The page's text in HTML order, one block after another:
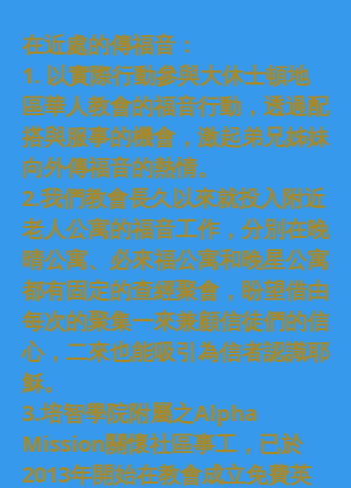
在近處的傳福音：
1. 以實際行動參與大休士頓地
區華人教會的福音行動，透過配
搭與服事的機會，激起弟兄姊妹
向外傳福音的熱情。
2.我們教會長久以來就投入附近
老人公寓的福音工作，分別在晚
晴公寓、必來福公寓和晚星公寓
都有固定的查經聚會，盼望借由
每次的聚集一來兼顧信徒們的信
心，二來也能吸引為信者認識耶
穌。
3.培智學院附屬之Alpha
Mission關懷社區事工，已於
2013年開始在教會成立免費英